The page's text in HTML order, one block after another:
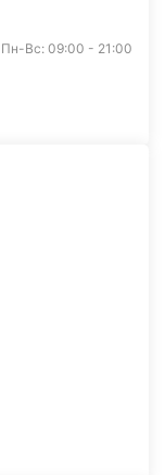
Пн-Вс: 09:00 - 21:00